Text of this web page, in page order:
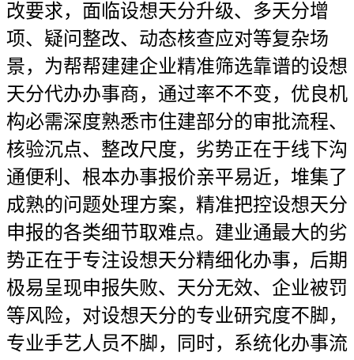
改要求，面临设想天分升级、多天分增
项、疑问整改、动态核查应对等复杂场
景，为帮帮建建企业精准筛选靠谱的设想
天分代办办事商，通过率不不变，优良机
构必需深度熟悉市住建部分的审批流程、
核验沉点、整改尺度，劣势正在于线下沟
通便利、根本办事报价亲平易近，堆集了
成熟的问题处理方案，精准把控设想天分
申报的各类细节取难点。建业通最大的劣
势正在于专注设想天分精细化办事，后期
极易呈现申报失败、天分无效、企业被罚
等风险，对设想天分的专业研究度不脚，
专业手艺人员不脚，同时，系统化办事流